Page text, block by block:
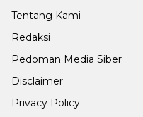
Tentang Kami
Redaksi
Pedoman Media Siber
Disclaimer
Privacy Policy